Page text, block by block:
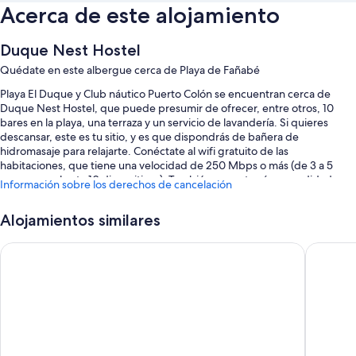
Acerca de este alojamiento
Duque Nest Hostel
Quédate en este albergue cerca de Playa de Fañabé
Playa El Duque y Club náutico Puerto Colón se encuentran cerca de
Duque Nest Hostel, que puede presumir de ofrecer, entre otros, 10
bares en la playa, una terraza y un servicio de lavandería. Si quieres
descansar, este es tu sitio, y es que dispondrás de bañera de
hidromasaje para relajarte. Conéctate al wifi gratuito de las
habitaciones, que tiene una velocidad de 250 Mbps o más (de 3 a 5
personas, o hasta 10 dispositivos). También encontrarás comodidades
También te encantarán estos servicios:
Una piscina al aire libre
Información sobre los derechos de cancelación
Alojamientos similares
Laguna Park 2 Pensión